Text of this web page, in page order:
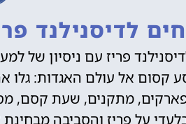
לדיסנילנד
פריז עם ניסיון של
אל עולם האגדות: גלו
מתקנים, שעת קסם,
על פריז והסביבה